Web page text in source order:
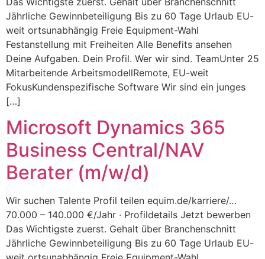
Jährliche Gewinnbeteiligung Bis zu 60 Tage Urlaub EU-
weit ortsunabhängig Freie Equipment-Wahl
Festanstellung mit Freiheiten Alle Benefits ansehen
Deine Aufgaben. Dein Profil. Wer wir sind. TeamUnter 25
Mitarbeitende ArbeitsmodellRemote, EU-weit
FokusKundenspezifische Software Wir sind ein junges
[…]
Microsoft Dynamics 365
Business Central/NAV
Berater (m/w/d)
Wir suchen Talente Profil teilen equim.de/karriere/…
70.000 – 140.000 €/Jahr · Profildetails Jetzt bewerben
Das Wichtigste zuerst. Gehalt über Branchenschnitt
Jährliche Gewinnbeteiligung Bis zu 60 Tage Urlaub EU-